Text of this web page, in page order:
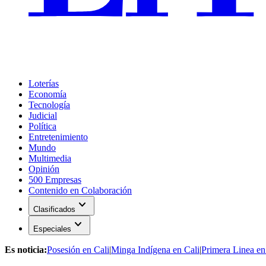
Loterías
Economía
Tecnología
Judicial
Política
Entretenimiento
Mundo
Multimedia
Opinión
500 Empresas
Contenido en Colaboración
Clasificados expand_more
Especiales expand_more
Es noticia:Posesión en Cali|Minga Indígena en Cali|Primera Linea